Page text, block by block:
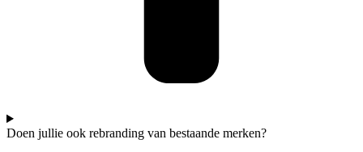
Doen jullie ook rebranding van bestaande merken?